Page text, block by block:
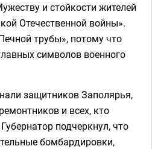
и стойкости жителей
Отечественной войны».
трубы», потому что
символов военного
защитников Заполярья,
и всех, кто
подчеркнул, что
бомбардировки,